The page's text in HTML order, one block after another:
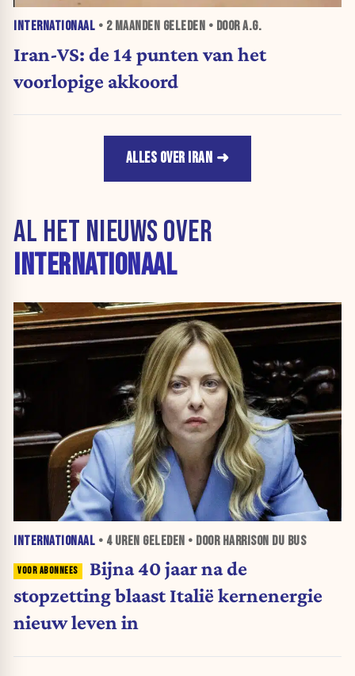
INTERNATIONAAL • 2 MAANDEN GELEDEN • DOOR A.G.
Iran-VS: de 14 punten van het
voorlopige akkoord
ALLES OVER IRAN
AL HET NIEUWS OVER
INTERNATIONAAL
INTERNATIONAAL • 4 UREN GELEDEN • DOOR HARRISON DU BUS
Bijna 40 jaar na de
stopzetting blaast Italië kernenergie
nieuw leven in